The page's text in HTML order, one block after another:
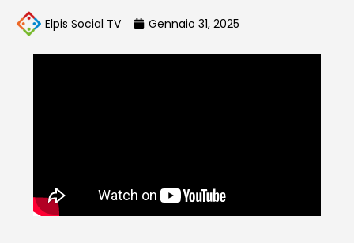
Elpis Social TV Gennaio 31, 2025